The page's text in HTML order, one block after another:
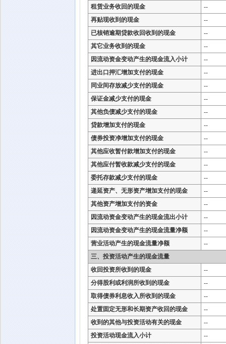
租赁业务收回的现金
--
再贴现收到的现金
--
已核销逾期贷款收回收到的现金
--
其它业务收到的现金
--
因流动资金变动产生的现金流入小计
--
进出口押汇增加支付的现金
--
同业间存放减少支付的现金
--
保证金减少支付的现金
--
其他负债减少支付的现金
--
贷款增加支付的现金
--
债券投资净增加支付的现金
--
其他应收暂付款增加支付的现金
--
其他应付暂收款减少支付的现金
--
委托存款减少支付的现金
--
递延资产、无形资产增加支付的现金
--
其他资产增加支付的资金
--
因流动资金变动产生的现金流出小计
--
因流动资金变动产生的现金流量净额
--
营业活动产生的现金流量净额
--
三、投资活动产生的现金流量
收回投资所收到的现金
--
分得股利或利润所收到的现金
--
取得债券利息收入所收到的现金
--
处置固定无形和长期资产收回的现金
--
收到的其他与投资活动有关的现金
--
投资活动现金流入小计
--